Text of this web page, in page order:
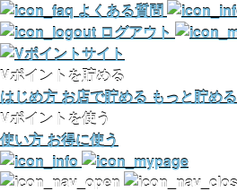
よくある質問
ログアウト
Vポイントを貯める
はじめ方 お店で貯める もっと貯める
Vポイントを使う
使い方 お得に使う